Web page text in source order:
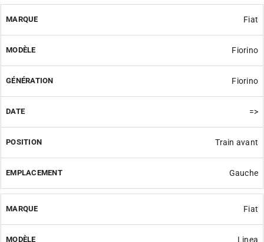
Fiat
Fiorino
Fiorino
=>
Train avant
Gauche
Fiat
Linea